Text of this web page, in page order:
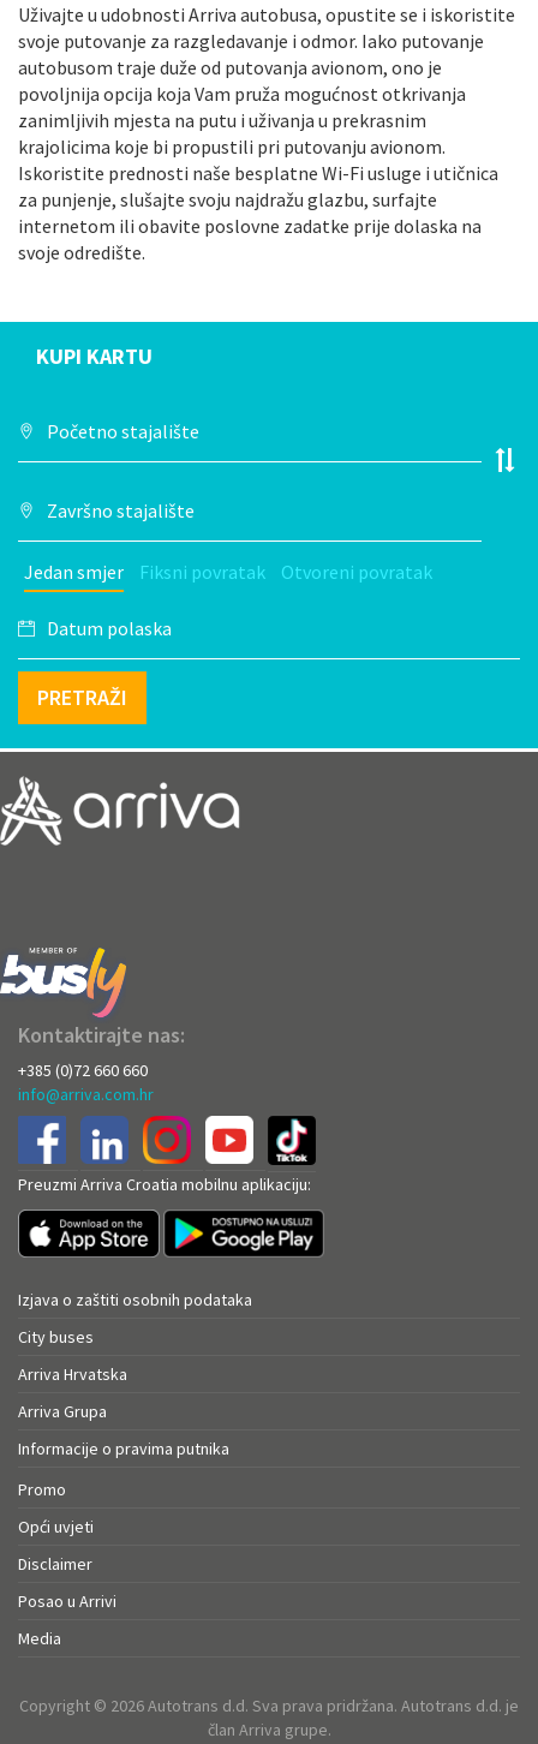
Uživajte u udobnosti Arriva autobusa, opustite se i iskoristite
svoje putovanje za razgledavanje i odmor. Iako putovanje
autobusom traje duže od putovanja avionom, ono je
povoljnija opcija koja Vam pruža mogućnost otkrivanja
zanimljivih mjesta na putu i uživanja u prekrasnim
krajolicima koje bi propustili pri putovanju avionom.
Iskoristite prednosti naše besplatne Wi-Fi usluge i utičnica
za punjenje, slušajte svoju najdražu glazbu, surfajte
internetom ili obavite poslovne zadatke prije dolaska na
svoje odredište.
KUPI KARTU
Jedan smjer Fiksni povratak Otvoreni povratak
PRETRAŽI
Kontaktirajte nas:
+385 (0)72 660 660
info@arriva.com.hr
Preuzmi Arriva Croatia mobilnu aplikaciju:
Izjava o zaštiti osobnih podataka
City buses
Arriva Hrvatska
Arriva Grupa
Informacije o pravima putnika
Promo
Opći uvjeti
Disclaimer
Posao u Arrivi
Media
Copyright © 2026 Autotrans d.d. Sva prava pridržana. Autotrans d.d. je
član Arriva grupe.